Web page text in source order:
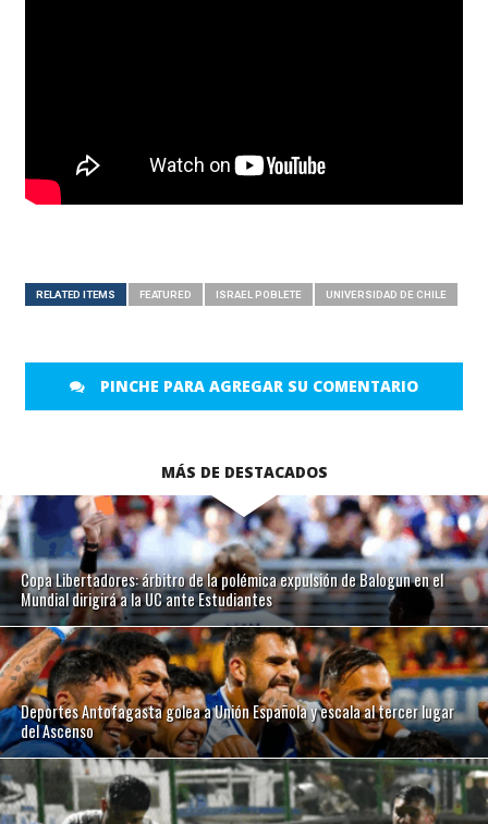
RELATED ITEMS FEATURED ISRAEL POBLETE UNIVERSIDAD DE CHILE
PINCHE PARA AGREGAR SU COMENTARIO
MÁS DE DESTACADOS
Copa Libertadores: árbitro de la polémica expulsión de Balogun en el
Mundial dirigirá a la UC ante Estudiantes
Deportes Antofagasta golea a Unión Española y escala al tercer lugar
del Ascenso